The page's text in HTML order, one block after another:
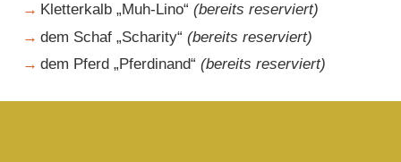
Kletterkalb „Muh-Lino“(bereits reserviert)
dem Schaf „Scharity“(bereits reserviert)
dem Pferd „Pferdinand“(bereits reserviert)